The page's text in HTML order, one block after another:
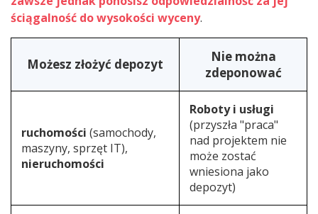
ściągalność do wysokości wyceny.
Możesz złożyć depozyt
Nie można
zdeponować
ruchomości (samochody,
maszyny, sprzęt IT),
nieruchomości
Roboty i usługi
(przyszła "praca"
nad projektem nie
może zostać
wniesiona jako
depozyt)